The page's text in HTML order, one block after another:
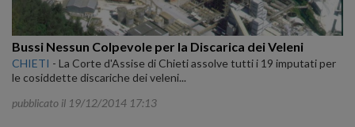
Bussi Nessun Colpevole per la Discarica dei Veleni
CHIETI - La Corte d'Assise di Chieti assolve tutti i 19 imputati per
le cosiddette discariche dei veleni...
pubblicato il 19/12/2014 17:13